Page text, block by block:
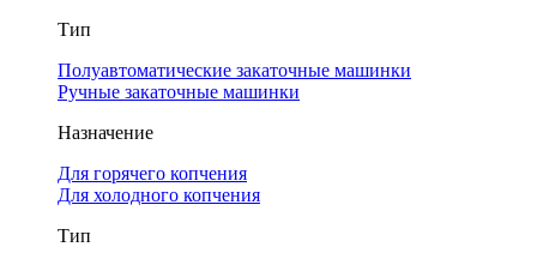
Тип
Полуавтоматические закаточные машинки
Ручные закаточные машинки
Назначение
Для горячего копчения
Для холодного копчения
Тип